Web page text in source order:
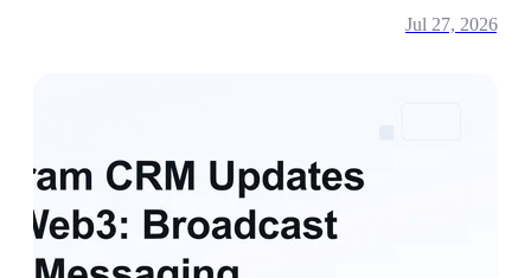
Jul 27,